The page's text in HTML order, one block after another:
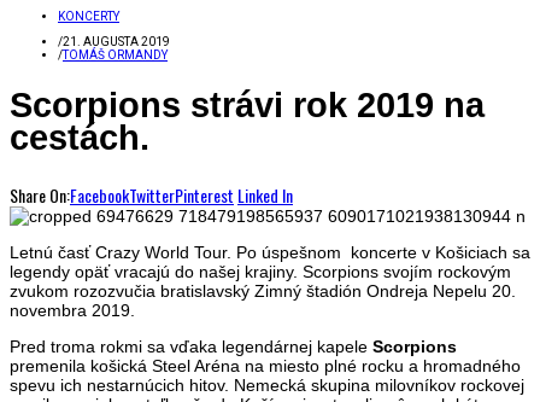
KONCERTY
/21. AUGUSTA 2019
/TOMÁŠ ORMANDY
Scorpions strávi rok 2019 na
cestách.
Share On:FacebookTwitterPinterest Linked In
Letnú časť Crazy World Tour. Po úspešnom koncerte v Košiciach sa
legendy opäť vracajú do našej krajiny. Scorpions svojím rockovým
zvukom rozozvučia bratislavský Zimný štadión Ondreja Nepelu 20.
novembra 2019.
Pred troma rokmi sa vďaka legendárnej kapele Scorpions
premenila košická Steel Aréna na miesto plné rocku a hromadného
spevu ich nestarnúcich hitov. Nemecká skupina milovníkov rockovej